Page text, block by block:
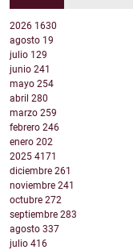
2026 1630
agosto 19
julio 129
junio 241
mayo 254
abril 280
marzo 259
febrero 246
enero 202
2025 4171
diciembre 261
noviembre 241
octubre 272
septiembre 283
agosto 337
julio 416